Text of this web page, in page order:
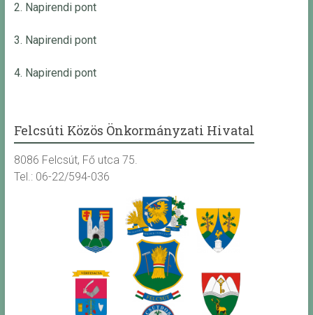
2. Napirendi pont
3. Napirendi pont
4. Napirendi pont
Felcsúti Közös Önkormányzati Hivatal
8086 Felcsút, Fő utca 75.
Tel.: 06-22/594-036